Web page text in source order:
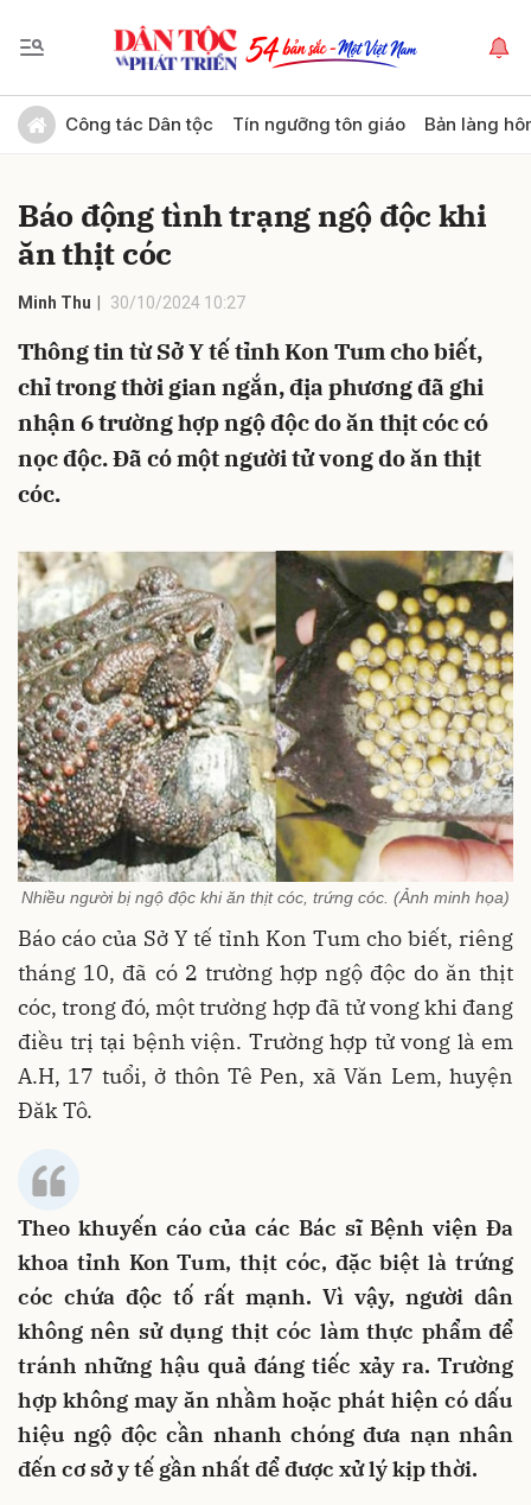
Công tác Dân tộc Tín ngưỡng tôn giáo Bản làng
Báo động tình trạng ngộ độc khi
ăn thịt cóc
Minh Thu 30/10/2024 10:27
Thông tin từ Sở Y tế tỉnh Kon Tum cho biết,
chỉ trong thời gian ngắn, địa phương đã ghi
nhận 6 trường hợp ngộ độc do ăn thịt cóc có
nọc độc. Đã có một người tử vong do ăn thịt
cóc.
Nhiều người bị ngộ độc khi ăn thịt cóc, trứng cóc. (Ảnh minh họa)
Báo cáo của Sở Y tế tỉnh Kon Tum cho biết, riêng
tháng 10, đã có 2 trường hợp ngộ độc do ăn thịt
cóc, trong đó, một trường hợp đã tử vong khi đang
điều trị tại bệnh viện. Trường hợp tử vong là em
A.H, 17 tuổi, ở thôn Tê Pen, xã Văn Lem, huyện
Đăk Tô.
Theo khuyến cáo của các Bác sĩ Bệnh viện Đa
khoa tỉnh Kon Tum, thịt cóc, đặc biệt là trứng
cóc chứa độc tố rất mạnh. Vì vậy, người dân
không nên sử dụng thịt cóc làm thực phẩm để
tránh những hậu quả đáng tiếc xảy ra. Trường
hợp không may ăn nhầm hoặc phát hiện có dấu
hiệu ngộ độc cần nhanh chóng đưa nạn nhân
đến cơ sở y tế gần nhất để được xử lý kịp thời.
Gửi bình luận
Hủy Gửi